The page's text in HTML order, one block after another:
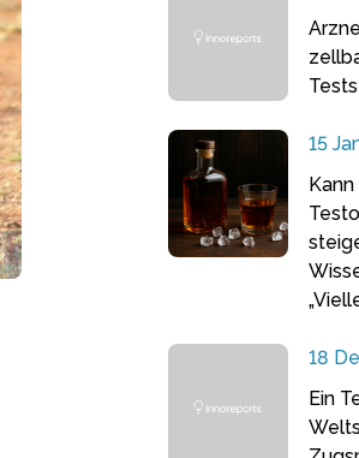
15
18
Ein